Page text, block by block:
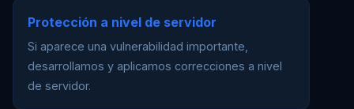
Protección a nivel de servidor
Si aparece una vulnerabilidad importante,
desarrollamos y aplicamos correcciones a nivel
de servidor.